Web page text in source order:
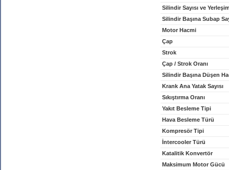
Silindir Sayısı ve
Silindir Başına Subap
Motor Hacmi
Çap
Strok
Çap / Strok Oranı
Silindir Başına Düşen
Krank Ana Yatak Sayısı
Sıkıştırma Oranı
Yakıt Besleme Tipi
Hava Besleme Türü
Kompresör Tipi
İntercooler Türü
Katalitik Konvertör
Maksimum Motor Gücü